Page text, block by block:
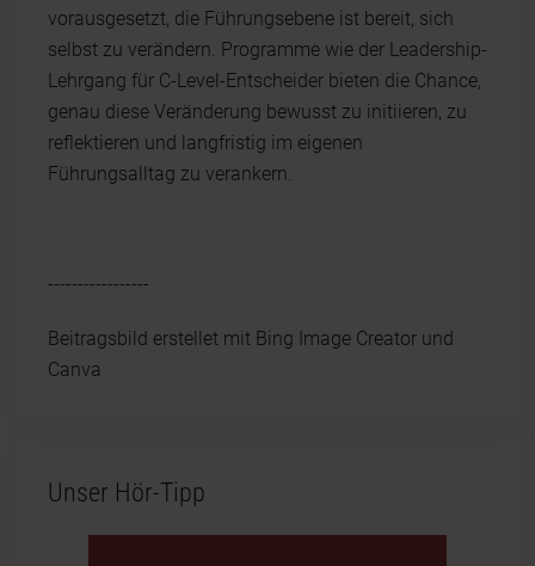
vorausgesetzt, die Führungsebene ist bereit, sich
selbst zu verändern. Programme wie der Leadership-
Lehrgang für C-Level-Entscheider bieten die Chance,
genau diese Veränderung bewusst zu initiieren, zu
reflektieren und langfristig im eigenen
Führungsalltag zu verankern.
-----------------
Beitragsbild erstellet mit Bing Image Creator und
Canva
Unser Hör-Tipp